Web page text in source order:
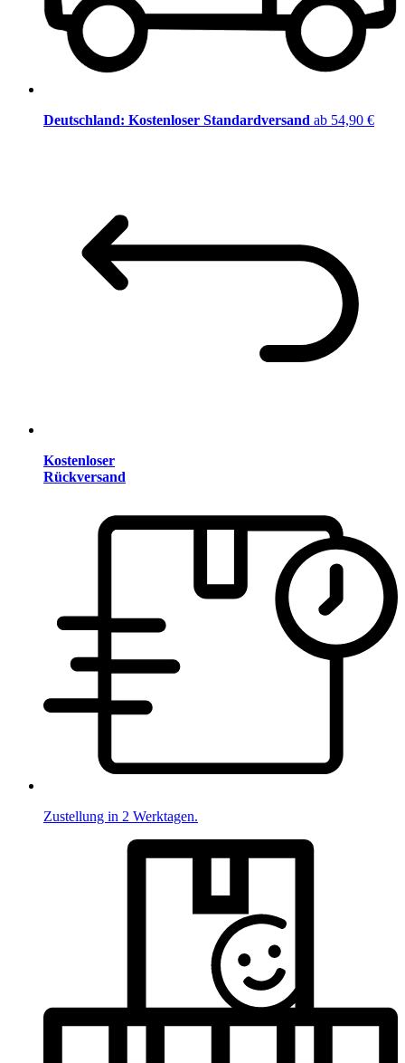
Deutschland: Kostenloser Standardversand ab 54,90 €
Kostenloser
Rückversand
Zustellung in 2 Werktagen.